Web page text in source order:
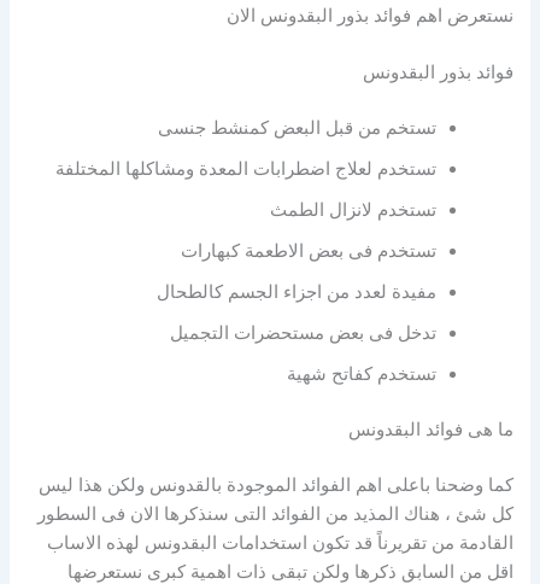
نستعرض اهم فوائد بذور البقدونس الان
فوائد بذور البقدونس
تستخم من قبل البعض كمنشط جنسى
تستخدم لعلاج اضطرابات المعدة ومشاكلها المختلفة
تستخدم لانزال الطمث
تستخدم فى بعض الاطعمة كبهارات
مفيدة لعدد من اجزاء الجسم كالطحال
تدخل فى بعض مستحضرات التجميل
تستخدم كفاتح شهية
ما هى فوائد البقدونس
كما وضحنا باعلى اهم الفوائد الموجودة بالقدونس ولكن هذا ليس
كل شئ ، هناك المذيد من الفوائد التى سنذكرها الان فى السطور
القادمة من تقريرناً قد تكون استخدامات البقدونس لهذه الاساب
اقل من السابق ذكرها ولكن تبقى ذات اهمية كبرى نستعرضها